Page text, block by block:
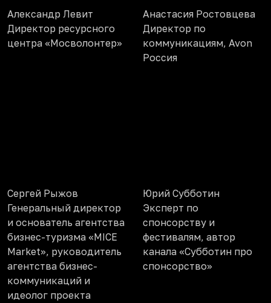
Александр Левит
Директор ресурсного
центра «Мосволонтер»
Анастасия Ростовцева
Директор по
коммуникациям, Avon
Россия
Сергей Рыжов
Генеральный директор
и основатель агентства
бизнес-туризма «MICE
Market», руководитель
агентства бизнес-
коммуникаций и
идеолог проекта
Юрий Субботин
Эксперт по
спонсорству и
фестивалям, автор
канала «Субботин про
спонсорство»